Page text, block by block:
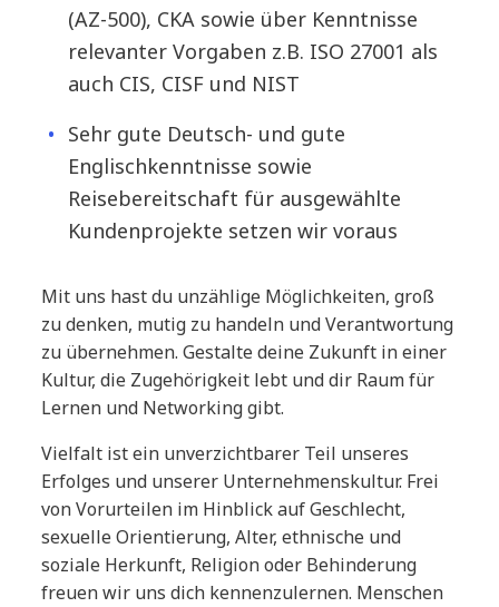
(AZ-500), CKA sowie über Kenntnisse
relevanter Vorgaben z.B. ISO 27001 als
auch CIS, CISF und NIST
Sehr gute Deutsch- und gute
Englischkenntnisse sowie
Reisebereitschaft für ausgewählte
Kundenprojekte setzen wir voraus
Mit uns hast du unzählige Möglichkeiten, groß
zu denken, mutig zu handeln und Verantwortung
zu übernehmen. Gestalte deine Zukunft in einer
Kultur, die Zugehörigkeit lebt und dir Raum für
Lernen und Networking gibt.
Vielfalt ist ein unverzichtbarer Teil unseres
Erfolges und unserer Unternehmenskultur. Frei
von Vorurteilen im Hinblick auf Geschlecht,
sexuelle Orientierung, Alter, ethnische und
soziale Herkunft, Religion oder Behinderung
freuen wir uns dich kennenzulernen. Menschen